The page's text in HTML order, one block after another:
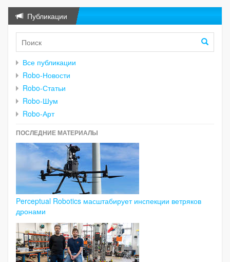
Публикации
Все публикации
Robo-Новости
Robo-Статьи
Robo-Шум
Robo-Арт
ПОСЛЕДНИЕ МАТЕРИАЛЫ
Perceptual Robotics масштабирует инспекции ветряков
дронами